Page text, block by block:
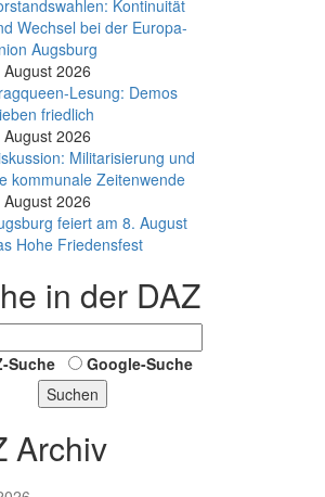
Kontinuität
Wechsel bei der Europa-
Augsburg
August 2026
Lesung: Demos
friedlich
August 2026
Mi­li­ta­ri­sie­rung und
kommunale Zeitenwende
August 2026
feiert am 8. August
Hohe Friedensfest
in der DAZ
Suche
Google-Suche
Suchen
Archiv